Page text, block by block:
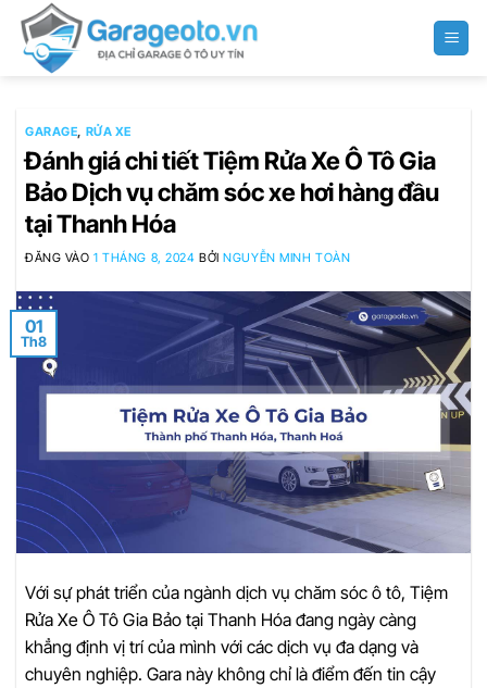
qua
GARAGE, RỬA XE
Đánh giá chi tiết Tiệm Rửa Xe Ô Tô Gia
Bảo Dịch vụ chăm sóc xe hơi hàng đầu
tại Thanh Hóa
ĐĂNG VÀO1 THÁNG 8, 2024 BỞINGUYỄN MINH TOÀN
01
Th8
Với sự phát triển của ngành dịch vụ chăm sóc ô tô, Tiệm
Rửa Xe Ô Tô Gia Bảo tại Thanh Hóa đang ngày càng
khẳng định vị trí của mình với các dịch vụ đa dạng và
chuyên nghiệp. Gara này không chỉ là điểm đến tin cậy